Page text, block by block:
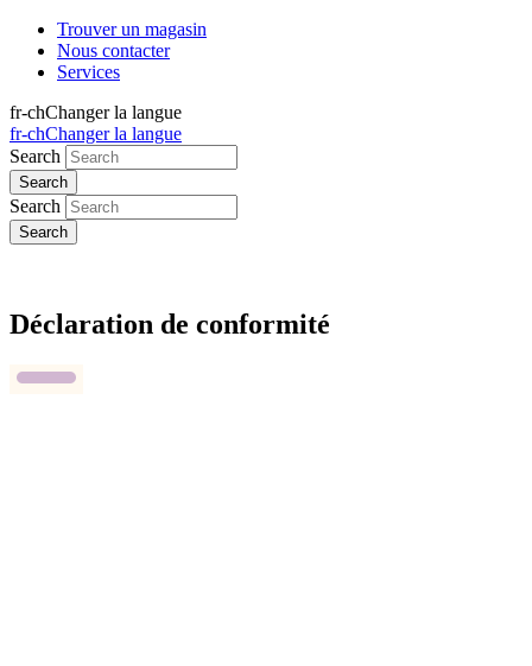
Trouver un magasin
Nous contacter
Services
fr-chChanger la langue
fr-chChanger la langue
Search
Search
Déclaration de conformité